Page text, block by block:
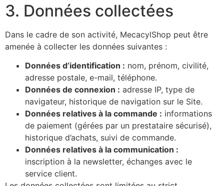
3. Données collectées
Dans le cadre de son activité, MecacylShop peut être
amenée à collecter les données suivantes :
Données d’identification : nom, prénom, civilité,
adresse postale, e-mail, téléphone.
Données de connexion : adresse IP, type de
navigateur, historique de navigation sur le Site.
Données relatives à la commande : informations
de paiement (gérées par un prestataire sécurisé),
historique d’achats, suivi de commande.
Données relatives à la communication :
inscription à la newsletter, échanges avec le
service client.